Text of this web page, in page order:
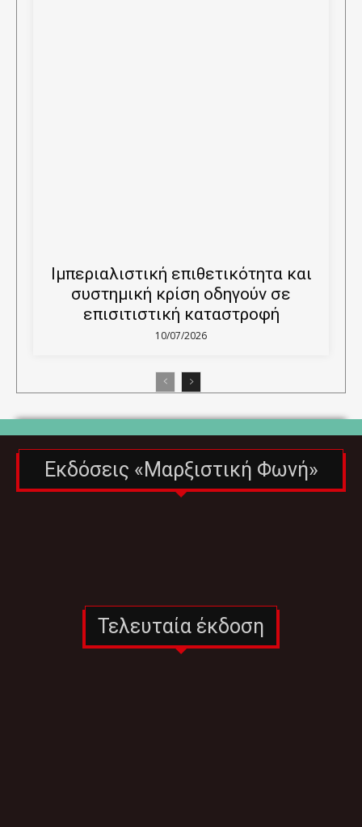
Ιμπεριαλιστική επιθετικότητα και
συστημική κρίση οδηγούν σε
επισιτιστική καταστροφή
10/07/2026
Εκδόσεις «Μαρξιστική Φωνή»
Τελευταία έκδοση